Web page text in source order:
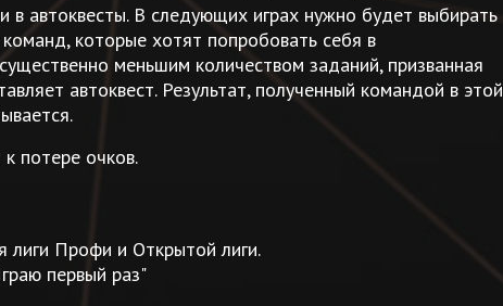
в автоквесты. В следующих играх нужно будет выбирать
которые хотят попробовать себя в
меньшим количеством заданий, призванная
автоквест. Результат, полученный командой в этой
потере очков.
Профи и Открытой лиги.
первый раз"